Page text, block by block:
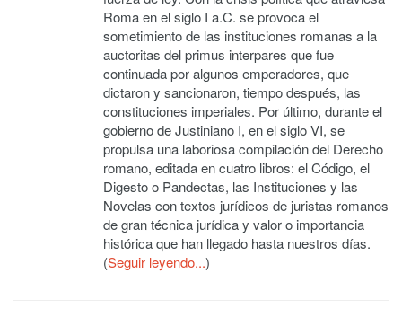
Roma en el siglo I a.C. se provoca el
sometimiento de las instituciones romanas a la
auctoritas del primus interpares que fue
continuada por algunos emperadores, que
dictaron y sancionaron, tiempo después, las
constituciones imperiales. Por último, durante el
gobierno de Justiniano I, en el siglo VI, se
propulsa una laboriosa compilación del Derecho
romano, editada en cuatro libros: el Código, el
Digesto o Pandectas, las Instituciones y las
Novelas con textos jurídicos de juristas romanos
de gran técnica jurídica y valor o importancia
histórica que han llegado hasta nuestros días.
(Seguir leyendo...)